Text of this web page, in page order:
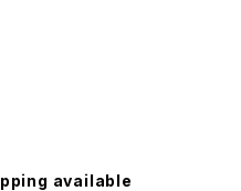
available